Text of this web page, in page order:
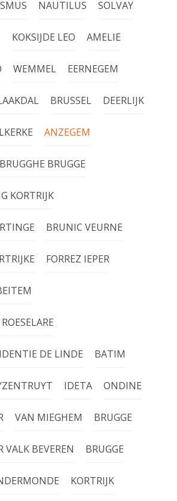
NAUTILUS SOLVAY
KOKSIJDE LEO AMELIE
WEMMEL EERNEGEM
BRUSSEL DEERLIJK
ANZEGEM
BRUGGE
KORTRIJK
BRUNIC VEURNE
FORREZ IEPER
DE LINDE BATIM
IDETA ONDINE
VAN MIEGHEM BRUGGE
VALK BEVEREN BRUGGE
KORTRIJK